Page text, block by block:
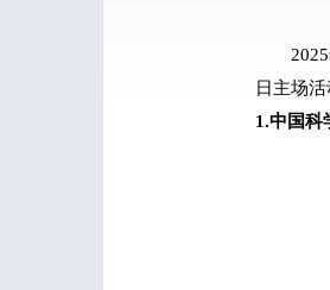
2025
日主场
1.中国科